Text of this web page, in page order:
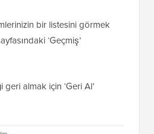
bir listesini görmek
‘Geçmiş’
almak için ‘Geri Al’